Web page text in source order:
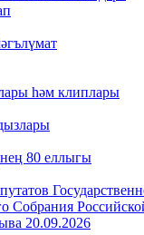
һәм клиплары
80 еллыгы
Собрания
20.09.2026